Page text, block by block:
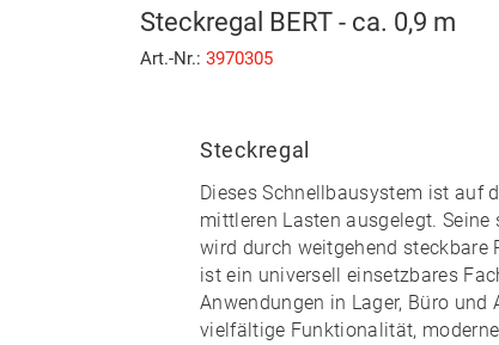
Steckregal BERT - ca. 0,9 m
Art.-Nr.: 3970305
Steckregal
Dieses Schnellbausystem ist auf
mittleren Lasten ausgelegt. Seine
wird durch weitgehend steckbare
ist ein universell einsetzbares
Anwendungen in Lager, Büro und
vielfältige Funktionalität,